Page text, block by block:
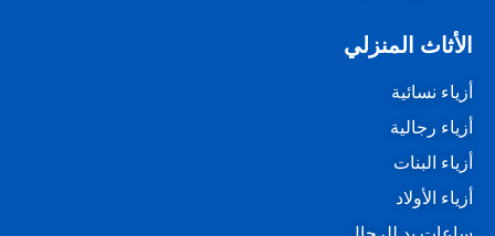
الأثاث المنزلي
أزياء نسائية
أزياء رجالية
أزياء البنات
أزياء الأولاد